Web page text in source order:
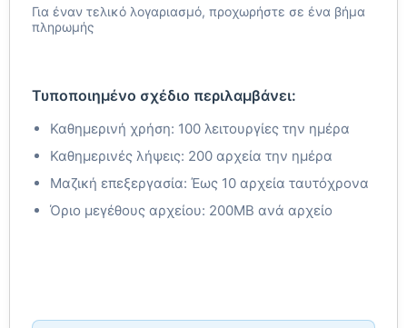
Για έναν τελικό λογαριασμό, προχωρήστε σε ένα βήμα
πληρωμής
Τυποποιημένο σχέδιο περιλαμβάνει:
Καθημερινή χρήση: 100 λειτουργίες την ημέρα
Καθημερινές λήψεις: 200 αρχεία την ημέρα
Μαζική επεξεργασία: Έως 10 αρχεία ταυτόχρονα
Όριο μεγέθους αρχείου: 200MB ανά αρχείο